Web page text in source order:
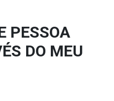
PESSOA
DO MEU